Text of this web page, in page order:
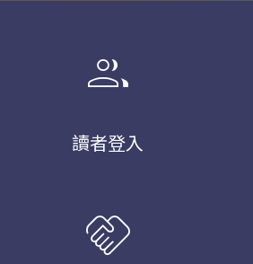
group
讀者登入
handshake